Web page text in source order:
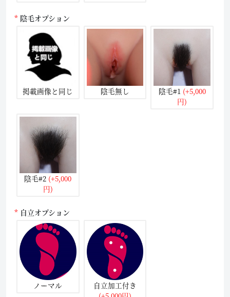
陰毛オプション
掲載画像と同じ 陰毛無し 陰毛#1 (+5,000
円)
陰毛#2 (+5,000
円)
自立オプション
ノーマル
自立加工付き